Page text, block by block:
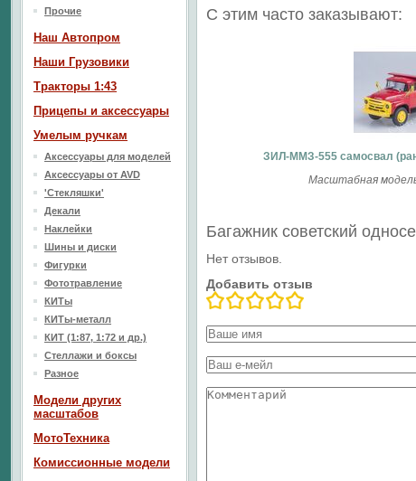
С этим часто заказывают:
ЗИЛ-ММЗ-555 самосвал
Масштабная
Багажник советский
Нет отзывов.
Добавить отзыв
Прочие
Наш Aвтопром
Наши Грузовики
Тракторы 1:43
Прицепы и аксессуары
Умелым ручкам
Аксессуары для моделей
Аксессуары от AVD
'Стекляшки'
Декали
Наклейки
Шины и диски
Фигурки
Фототравление
КИТы
КИТы-металл
КИТ (1:87, 1:72 и др.)
Стеллажи и боксы
Разное
Модели других
масштабов
МотоТехника
Комиссионные модели